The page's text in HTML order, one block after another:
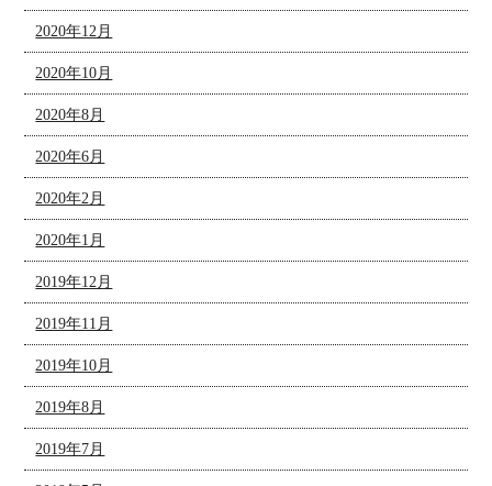
2020年12月
2020年10月
2020年8月
2020年6月
2020年2月
2020年1月
2019年12月
2019年11月
2019年10月
2019年8月
2019年7月